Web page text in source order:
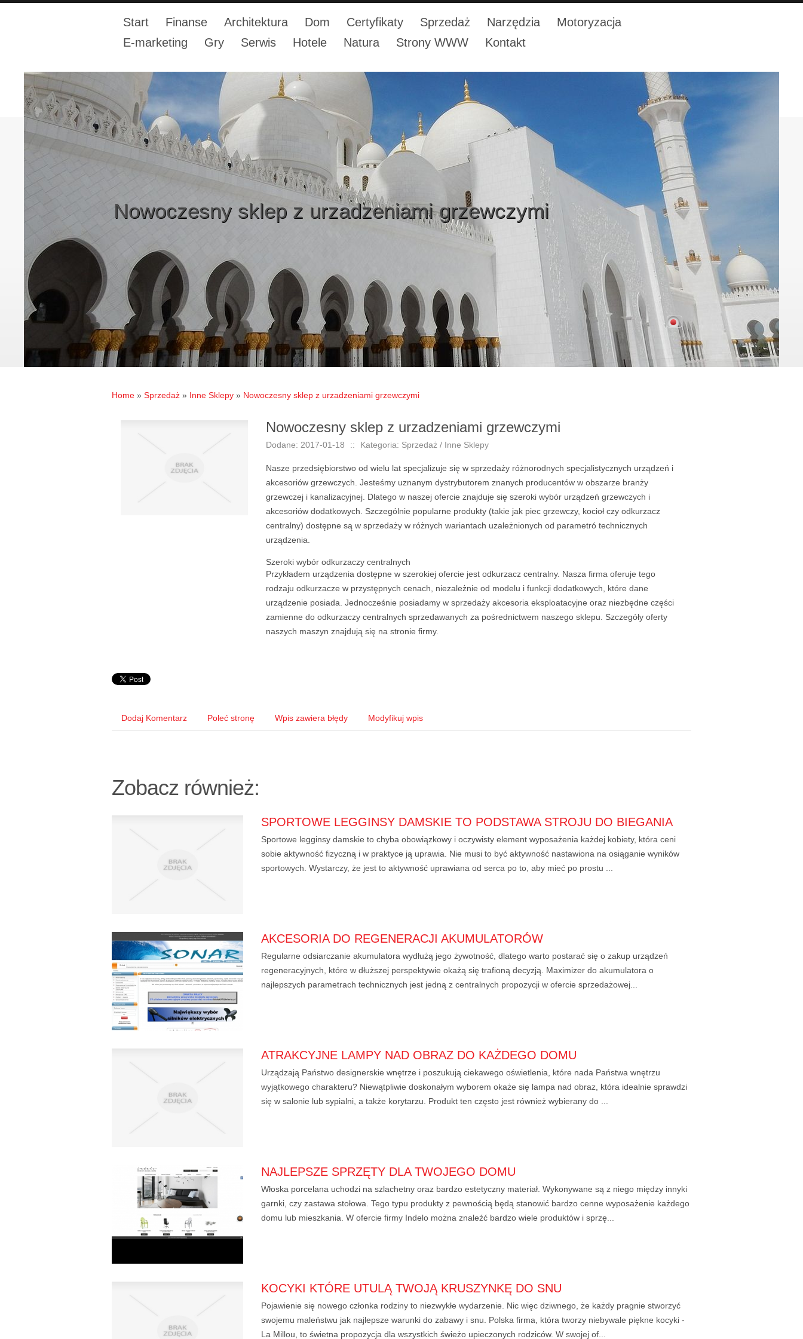
Start Finanse Architektura Dom Certyfikaty Sprzedaż Narzędzia
Motoryzacja
E-marketing
Gry Serwis Hotele Natura Strony WWW Kontakt
Nowoczesny sklep z urzadzeniami grzewczymi
Home » Sprzedaż » Inne Sklepy » Nowoczesny sklep z urzadzeniami grzewczymi
Nowoczesny sklep z urzadzeniami grzewczymi
Dodane: 2017-01-18 :: Kategoria: Sprzedaż / Inne Sklepy
Nasze przedsiębiorstwo od wielu lat specjalizuje się w sprzedaży różnorodnych specjalistycznych urządzeń i
akcesoriów grzewczych. Jesteśmy uznanym dystrybutorem znanych producentów w obszarze branży
grzewczej i kanalizacyjnej. Dlatego w naszej ofercie znajduje się szeroki wybór urządzeń grzewczych i
akcesoriów dodatkowych. Szczególnie popularne produkty (takie jak piec grzewczy, kocioł czy odkurzacz
centralny) dostępne są w sprzedaży w różnych wariantach uzależnionych od parametró technicznych
urządzenia.
Szeroki wybór odkurzaczy centralnych
Przykładem urządzenia dostępne w szerokiej ofercie jest odkurzacz centralny. Nasza firma oferuje tego
rodzaju odkurzacze w przystępnych cenach, niezależnie od modelu i funkcji dodatkowych, które dane
urządzenie posiada. Jednocześnie posiadamy w sprzedaży akcesoria eksploatacyjne oraz niezbędne części
zamienne do odkurzaczy centralnych sprzedawanych za pośrednictwem naszego sklepu. Szczegóły oferty
naszych maszyn znajdują się na stronie firmy.
Dodaj Komentarz Poleć stronę Wpis zawiera błędy Modyfikuj wpis
Zobacz również:
SPORTOWE LEGGINSY DAMSKIE TO PODSTAWA STROJU DO BIEGANIA
Sportowe legginsy damskie to chyba obowiązkowy i oczywisty element wyposażenia każdej kobiety, która ceni
sobie aktywność fizyczną i w praktyce ją uprawia. Nie musi to być aktywność nastawiona na osiąganie wyników
sportowych. Wystarczy, że jest to aktywność uprawiana od serca po to, aby mieć po prostu ...
AKCESORIA DO REGENERACJI AKUMULATORÓW
Regularne odsiarczanie akumulatora wydłużą jego żywotność, dlatego warto postarać się o zakup urządzeń
regeneracyjnych, które w dłuższej perspektywie okażą się trafioną decyzją. Maximizer do akumulatora o
najlepszych parametrach technicznych jest jedną z centralnych propozycji w ofercie sprzedażowej...
ATRAKCYJNE LAMPY NAD OBRAZ DO KAŻDEGO DOMU
Urządzają Państwo designerskie wnętrze i poszukują ciekawego oświetlenia, które nada Państwa wnętrzu
wyjątkowego charakteru? Niewątpliwie doskonałym wyborem okaże się lampa nad obraz, która idealnie sprawdzi
się w salonie lub sypialni, a także korytarzu. Produkt ten często jest również wybierany do ...
NAJLEPSZE SPRZĘTY DLA TWOJEGO DOMU
Włoska porcelana uchodzi na szlachetny oraz bardzo estetyczny materiał. Wykonywane są z niego między innyki
garnki, czy zastawa stołowa. Tego typu produkty z pewnością będą stanowić bardzo cenne wyposażenie każdego
domu lub mieszkania. W ofercie firmy Indelo można znaleźć bardzo wiele produktów i sprzę...
KOCYKI KTÓRE UTULĄ TWOJĄ KRUSZYNKĘ DO SNU
Pojawienie się nowego członka rodziny to niezwykłe wydarzenie. Nic więc dziwnego, że każdy pragnie stworzyć
swojemu maleństwu jak najlepsze warunki do zabawy i snu. Polska firma, która tworzy niebywale piękne kocyki -
La Millou, to świetna propozycja dla wszystkich świeżo upieczonych rodziców. W swojej of...